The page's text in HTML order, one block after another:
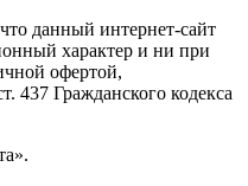
данный интернет-сайт
характер и ни при
офертой,
437 Гражданского кодекса